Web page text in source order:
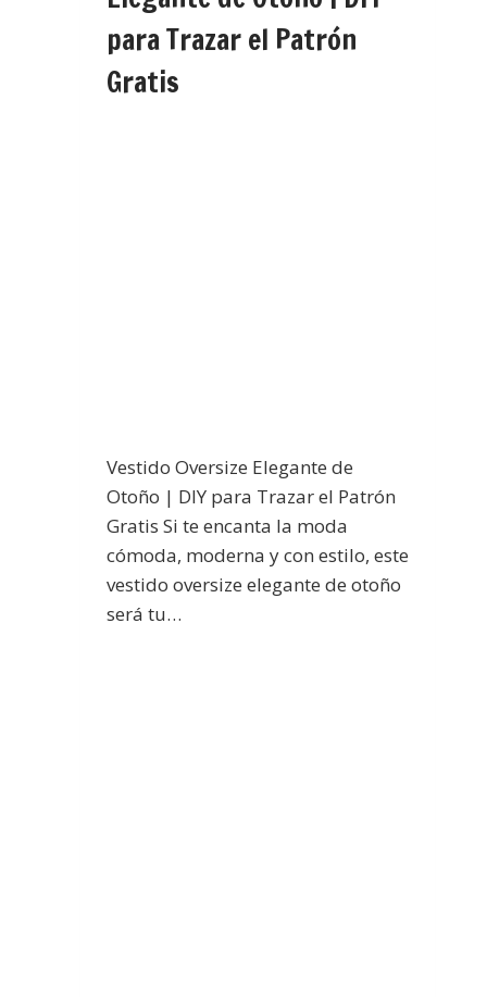
para Trazar el Patrón
Gratis
Vestido Oversize Elegante de
Otoño | DIY para Trazar el Patrón
Gratis Si te encanta la moda
cómoda, moderna y con estilo, este
vestido oversize elegante de otoño
será tu…